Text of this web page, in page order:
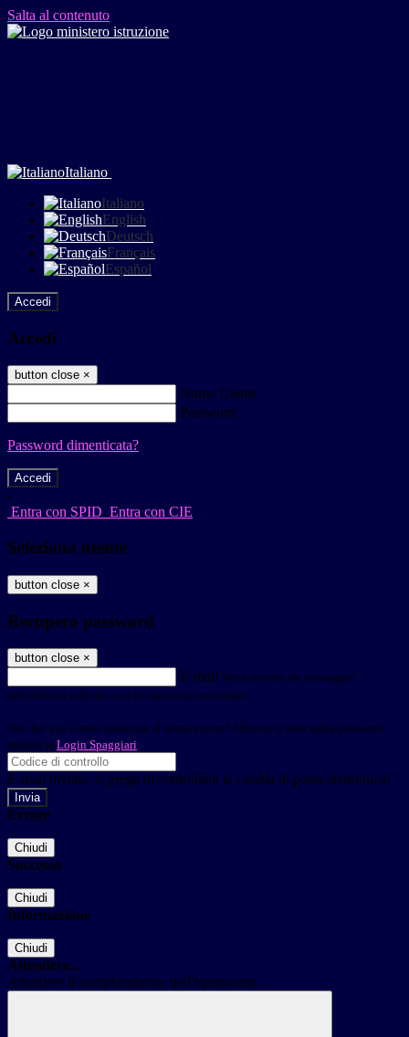
Salta al contenuto
Italiano
Italiano
English
Deutsch
Français
Español
Accedi
Accedi
button close ×
Nome Utente
Password
Password dimenticata?
-
Entra con SPID Entra con CIE
Seleziona utente
button close ×
Recupero password
button close ×
E-mail Verrà inviato un messaggio
all'indirizzo indicato con le istruzioni necessarie.
Non hai una e-mail associata al nome utente? Effettua il reset della password
tramite la Login Spaggiari
E-mail inviata, si prega di controllare la casella di posta elettronica!
Errore
Chiudi
Successo
Chiudi
Informazione
Chiudi
Attendere...
Attendere il completamento dell'operazione...